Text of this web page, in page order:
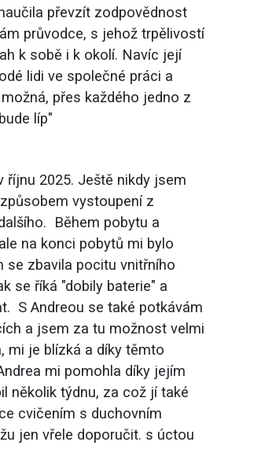
převzít zodpovědnost
průvodce, s jehož trpělivostí
k sobě i k okolí. Navíc její
lidi ve společné práci a
přes každého jedno z
líp"
říjnu 2025. Ještě nikdy jsem
vystoupení z
Během pobytu a
na konci pobytů mi bylo
se zbavila pocitu vnitřního
se říká "dobily baterie" a
S Andreou se také potkávám
a jsem za tu možnost velmi
mi je blízká a díky těmto
mi pomohla díky jejím
několik týdnu, za což jí také
cvičením s duchovním
jen vřele doporučit. s úctou